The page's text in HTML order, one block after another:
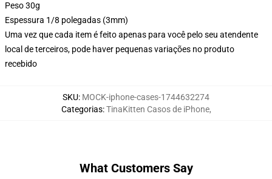
Peso 30g
Espessura 1/8 polegadas (3mm)
Uma vez que cada item é feito apenas para você pelo seu atendente
local de terceiros, pode haver pequenas variações no produto
recebido
SKU: MOCK-iphone-cases-1744632274
Categorias:TinaKitten Casos de iPhone,
What Customers Say